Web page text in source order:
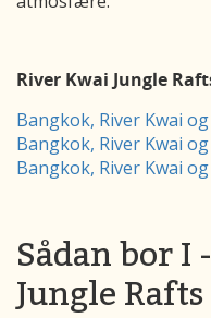
River Kwai Jungle
Bangkok, River Kwai
Bangkok, River Kwai
Bangkok, River Kwai
Sådan bor I
Jungle Rafts